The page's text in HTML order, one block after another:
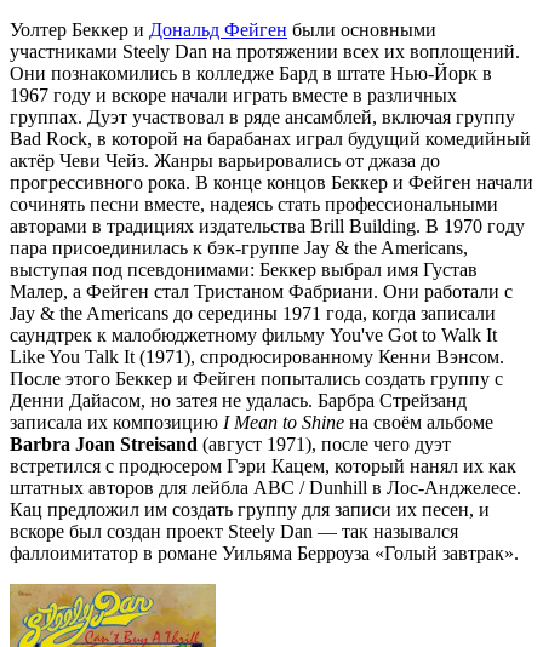
Уолтер Беккер и Дональд Фейген были основными
участниками Steely Dan на протяжении всех их воплощений.
Они познакомились в колледже Бард в штате Нью-Йорк в
1967 году и вскоре начали играть вместе в различных
группах. Дуэт участвовал в ряде ансамблей, включая группу
Bad Rock, в которой на барабанах играл будущий комедийный
актёр Чеви Чейз. Жанры варьировались от джаза до
прогрессивного рока. В конце концов Беккер и Фейген начали
сочинять песни вместе, надеясь стать профессиональными
авторами в традициях издательства Brill Building. В 1970 году
пара присоединилась к бэк-группе Jay & the Americans,
выступая под псевдонимами: Беккер выбрал имя Густав
Малер, а Фейген стал Тристаном Фабриани. Они работали с
Jay & the Americans до середины 1971 года, когда записали
саундтрек к малобюджетному фильму You've Got to Walk It
Like You Talk It (1971), спродюсированному Кенни Вэнсом.
После этого Беккер и Фейген попытались создать группу с
Денни Дайасом, но затея не удалась. Барбра Стрейзанд
записала их композицию I Mean to Shine на своём альбоме
Barbra Joan Streisand (август 1971), после чего дуэт
встретился с продюсером Гэри Кацем, который нанял их как
штатных авторов для лейбла ABC / Dunhill в Лос-Анджелесе.
Кац предложил им создать группу для записи их песен, и
вскоре был создан проект Steely Dan — так назывался
фаллоимитатор в романе Уильяма Берроуза «Голый завтрак».